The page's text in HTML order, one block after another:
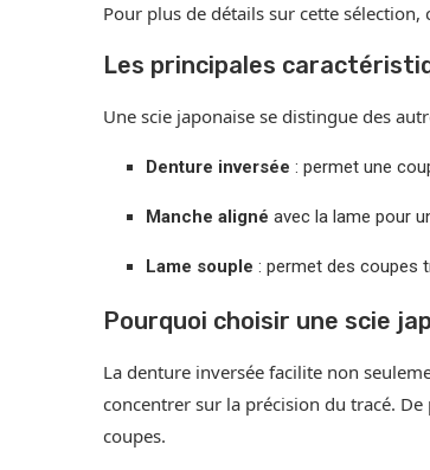
Pour plus de détails sur cette sélection,
Les principales
Une scie japonaise se distingue des
Denture inversée : permet une
Manche aligné avec la lame pour
Lame souple : permet des coupes
Pourquoi choisir une scie
La denture inversée facilite non
concentrer sur la précision du tracé.
coupes.